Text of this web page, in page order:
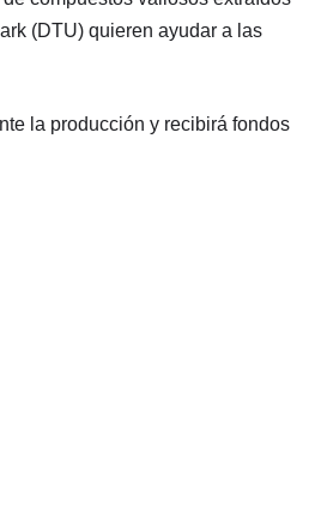
(DTU) quieren ayudar a las
la producción y recibirá fondos